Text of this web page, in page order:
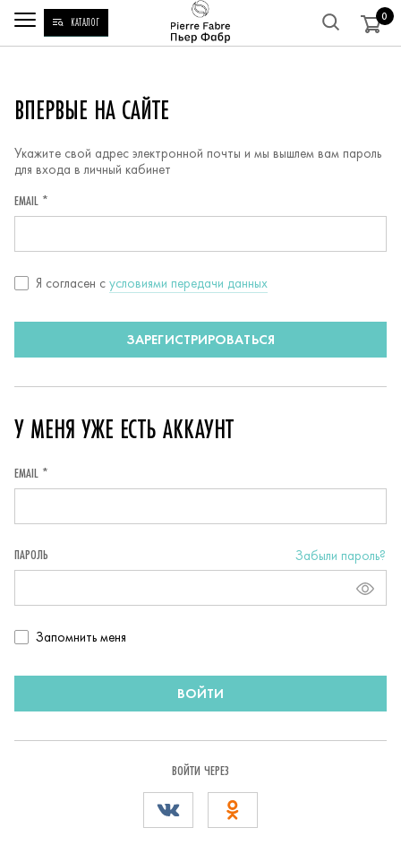
КАТАЛОГ 0
РЕГИСТРАЦИЯ
ВПЕРВЫЕ НА САЙТЕ
Укажите свой адрес электронной почты и мы вышлем вам пароль
для входа в личный кабинет
EMAIL *
Согласие
условиями
данных
Я согласен c условиями передачи данных
ЗАРЕГИСТРИРОВАТЬСЯ
У МЕНЯ УЖЕ ЕСТЬ АККАУНТ
EMAIL *
ПАРОЛЬ Забыли пароль?
Запомнить
Запомнить меня
ВОЙТИ
ВОЙТИ ЧЕРЕЗ